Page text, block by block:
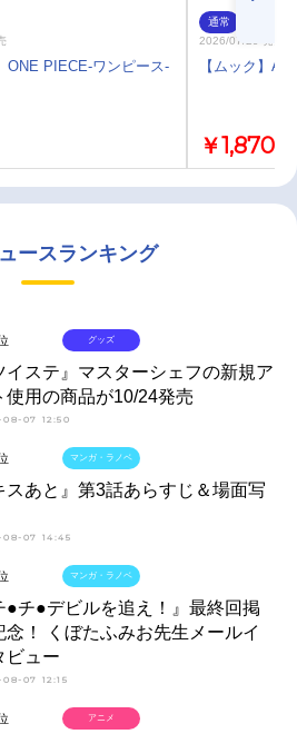
ONE PIECE-ワンピース-
通常
2026/07/29 発売
【ムック】
￥1,870
ースランキング
イステ』マスターシェフの新規ア
使用の商品が10/24発売
08-07 12:50
グッズ
スあと』第3話あらすじ＆場面写
08-07 14:45
マンガ・ラノベ
●チ●デビルを追え！』最終回掲
念！ くぼたふみお先生メールイ
ビュー
08-07 12:15
マンガ・ラノベ
アニメ